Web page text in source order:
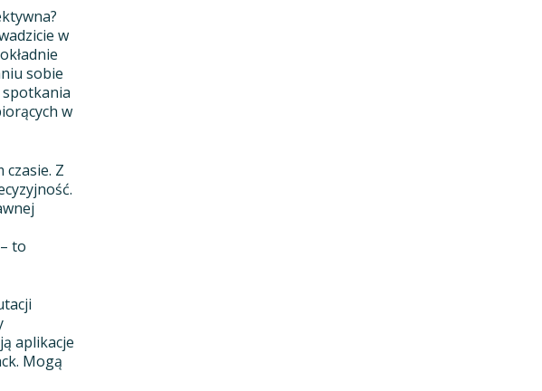
w
sobie
w
czasie. Z
to
aplikacje
Mogą